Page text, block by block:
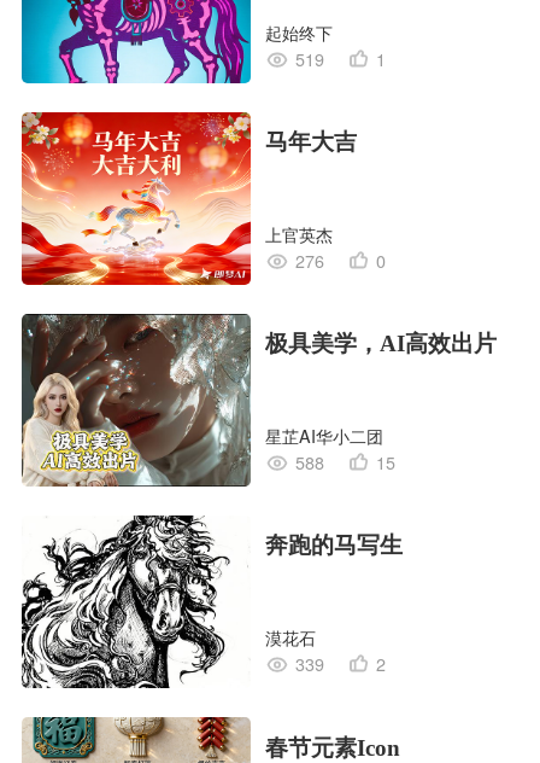
起始终下
519
1
马年大吉
上官英杰
276
0
极具美学，AI高效出片
星芷AI华小二团
588
15
奔跑的马写生
漠花石
339
2
春节元素Icon